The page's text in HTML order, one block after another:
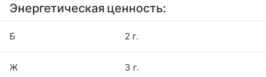
Энергетическая ценность:
Б 2 г.
Ж 3 г.